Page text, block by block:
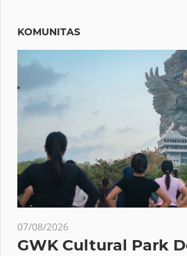
KOMUNITAS
07/08/2026
GWK Cultural Park